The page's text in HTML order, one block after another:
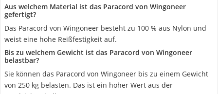
Aus welchem Material ist das Paracord von Wingoneer
gefertigt?
Das Paracord von Wingoneer besteht zu 100 % aus Nylon und
weist eine hohe Reißfestigkeit auf.
Bis zu welchem Gewicht ist das Paracord von Wingoneer
belastbar?
Sie können das Paracord von Wingoneer bis zu einem Gewicht
von 250 kg belasten. Das ist ein hoher Wert aus der